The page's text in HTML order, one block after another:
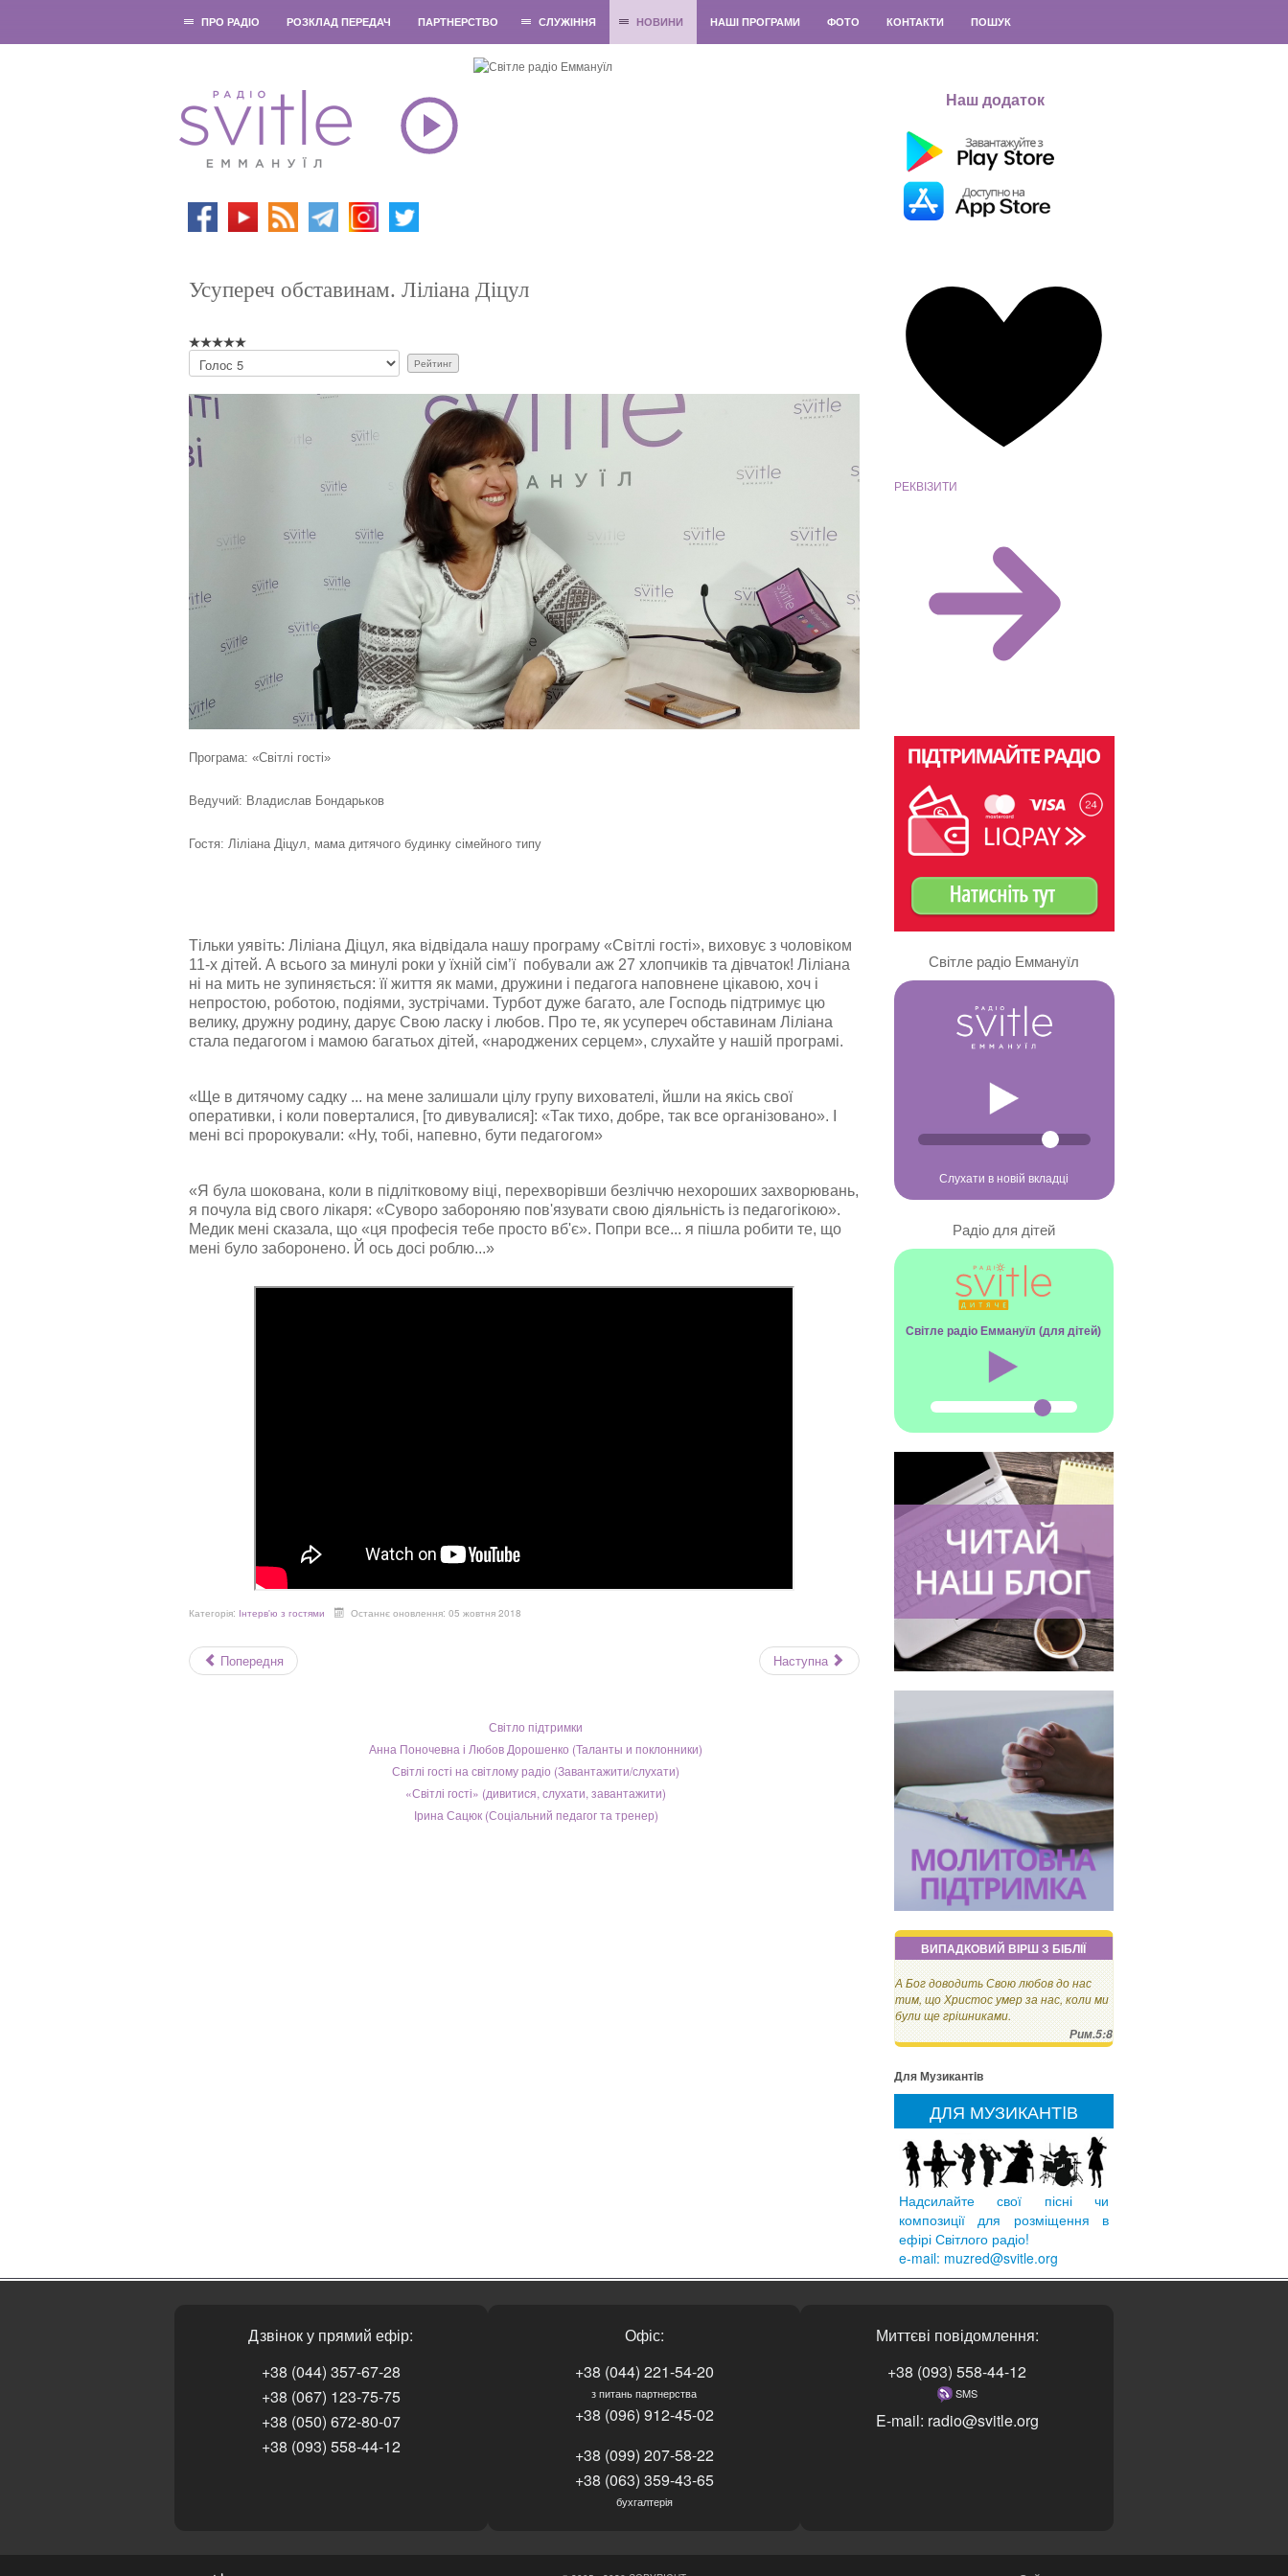
ПРО РАДІО РОЗКЛАД ПЕРЕДАЧ ПАРТНЕРСТВО СЛУЖІННЯ НОВИНИ НАШІ ПРОГРАМИ ФОТО КОНТАКТИ ПОШУК
Наш додаток
Усупереч обставинам. Ліліана Діцул
Б
у
д
ь
а
с
а
і
н
уПрограма: «Світлі гості»
Ведучий: Владислав Бондарьков
Гостя: Ліліана Діцул, мама дитячого будинку сімейного типу
Тільки уявіть: Ліліана Діцул, яка відвідала нашу програму «Світлі гості», виховує з чоловіком
11-х дітей. А всього за минулі роки у їхній сім’ї побували аж 27 хлопчиків та дівчаток! Ліліана
ні на мить не зупиняється: її життя як мами, дружини і педагога наповнене цікавою, хоч і
непростою, роботою, подіями, зустрічами. Турбот дуже багато, але Господь підтримує цю
велику, дружну родину, дарує Свою ласку і любов. Про те, як усупереч обставинам Ліліана
стала педагогом і мамою багатьох дітей, «народжених серцем», слухайте у нашій програмі.
«Ще в дитячому садку ... на мене залишали цілу групу вихователі, йшли на якісь свої
оперативки, і коли поверталися, [то дивувалися]: «Так тихо, добре, так все організовано». І
мені всі пророкували: «Ну, тобі, напевно, бути педагогом»
«Я була шокована, коли в підлітковому віці, перехворівши безліччю нехороших захворювань,
я почула від свого лікаря: «Суворо забороняю пов'язувати свою діяльність із педагогікою».
Медик мені сказала, що «ця професія тебе просто вб'є». Попри все... я пішла робити те, що
мені було заборонено. Й ось досі роблю...»
Категорія: Інтерв'ю з гостями Останнє оновлення: 05 жовтня 2018
Попередня Наступна
Світло підтримки
Анна Поночевна і Любов Дорошенко (Таланты и поклонники)
Світлі гості на світлому радіо (Завантажити/слухати)
«Світлі гості» (дивитися, слухати, завантажити)
Ірина Сацюк (Соціальний педагог та тренер)
РЕКВІЗИТИ
Світле радіо Еммануїл
Слухати в новій вкладці
Радіо для дітей
Світле радіо Еммануїл (для дітей)
ВИПАДКОВИЙ ВІРШ З БІБЛІЇ
А Бог доводить Свою любов до нас
тим, що Христос умер за нас, коли ми
були ще грішниками.
Рим.5:8
Для Музикантiв
ДЛЯ МУЗИКАНТIВ
Надсилайте свої пісні чи
композиції для розміщення в
ефірі Світлого радіо!
e-mail: muzred@svitle.org
Дзвінок у прямий ефір:
+38 (044) 357-67-28
+38 (067) 123-75-75
+38 (050) 672-80-07
+38 (093) 558-44-12
Офіс:
+38 (044) 221-54-20
з питань партнерства
+38 (096) 912-45-02
+38 (099) 207-58-22
+38 (063) 359-43-65
бухгалтерія
Миттєві повідомлення:
+38 (093) 558-44-12
SMS
E-mail: radio@svitle.org